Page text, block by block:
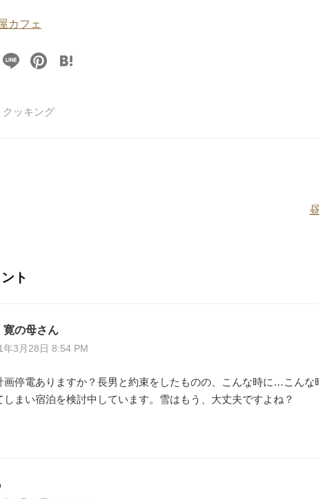
カフェ
X
Li
e
Pi
er
クッキング
ト
寛の母さん
年3月28日 8:54 PM
画停電ありますか？長男と約束をしたものの、こんな時に…こんな
まい宿泊を検討中しています。雪はもう、大丈夫ですよね？